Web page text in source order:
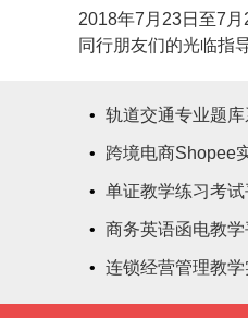
2018年7月23日至7
同行朋友们的光临指导
• 轨道交通专业题
• 跨境电商Shopee
• 单证教学练习考试
• 商务英语函电教学
• 连锁经营管理教